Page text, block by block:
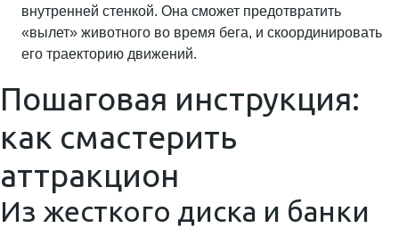
внутренней стенкой. Она сможет предотвратить
«вылет» животного во время бега, и скоординировать
его траекторию движений.
Пошаговая инструкция:
как смастерить
аттракцион
Из жесткого диска и банки